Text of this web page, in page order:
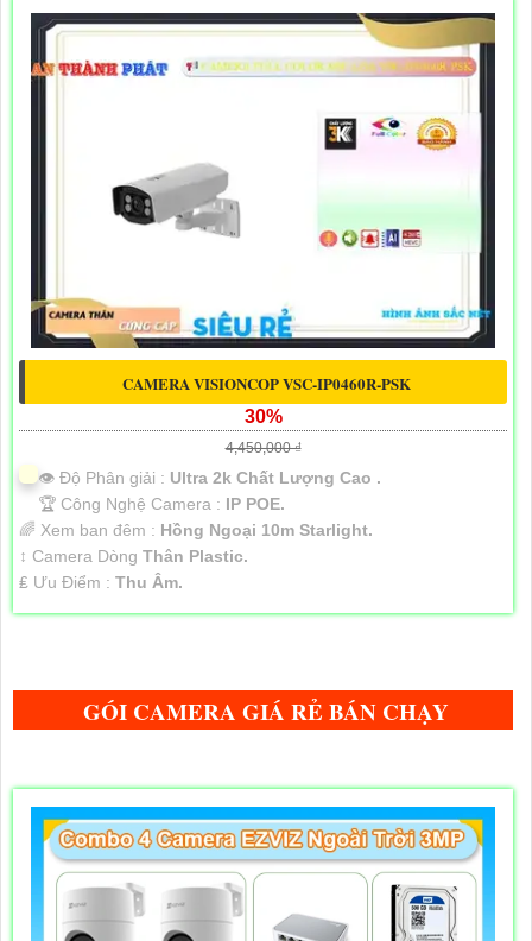
CAMERA VISIONCOP VSC-IP0460R-PSK
30%
4,450,000 ₫
👁 Độ Phân giải : Ultra 2k Chất Lượng Cao .
🏆 Công Nghệ Camera : IP POE.
🌈 Xem ban đêm : Hồng Ngoại 10m Starlight.
↕️ Camera Dòng Thân Plastic.
️₤ Ưu Điểm : Thu Âm.
GÓI CAMERA GIÁ RẺ BÁN CHẠY